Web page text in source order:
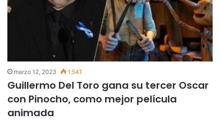
marzo 12, 2023 1.541
Guillermo Del Toro gana su tercer Oscar
con Pinocho, como mejor película
animada